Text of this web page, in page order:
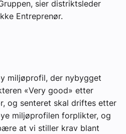
sier distriktsleder
Entreprenør.
miljøprofil, der nybygget
«Very good» etter
og senteret skal driftes etter
miljøprofilen forplikter, og
at vi stiller krav blant